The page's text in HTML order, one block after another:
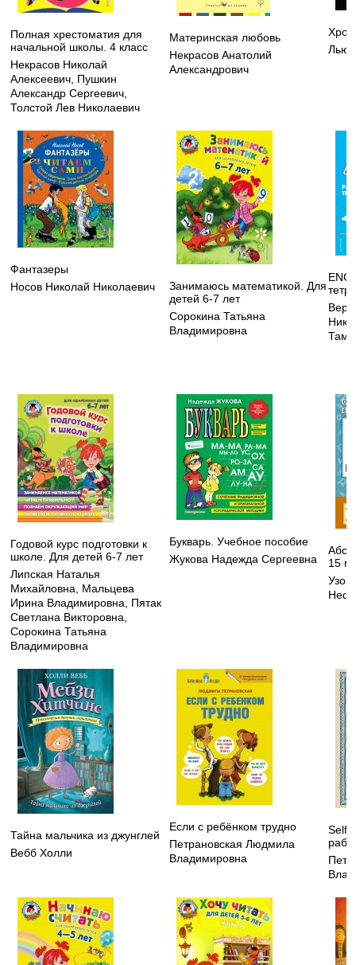
Полная хрестоматия для
начальной школы. 4 класс
Некрасов Николай
Алексеевич, Пушкин
Александр Сергеевич,
Толстой Лев Николаевич
Материнская любовь
Некрасов Анатолий
Александрович
Фантазеры
Носов Николай Николаевич
Занимаюсь математикой. Для
детей 6-7 лет
Сорокина Татьяна
Владимировна
Годовой курс подготовки к
школе. Для детей 6-7 лет
Липская Наталья
Михайловна, Мальцева
Ирина Владимировна, Пятак
Светлана Викторовна,
Сорокина Татьяна
Владимировна
Букварь. Учебное пособие
Жукова Надежда Сергеевна
15
Тайна мальчика из джунглей
Вебб Холли
Если с ребёнком трудно
Петрановская Людмила
Владимировна